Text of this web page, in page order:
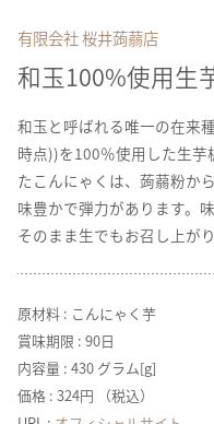
有限会社 桜井蒟蒻店
和玉100%使用生
和玉と呼ばれる唯一の在来
時点))を100％使用した​生芋
たこんにゃくは、蒟蒻粉か
味豊かで弾力があります。
そのまま生でもお召し上がり
原材料 : こんにゃく芋
賞味期限 : 90日
内容量 : 430 グラム[g]
価格 : 324円 （税込）